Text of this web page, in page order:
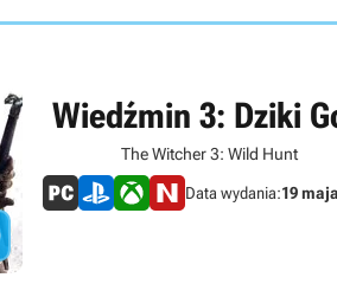
Wiedźmin 3: Dziki
The Witcher 3: Wild Hunt
Data wydania:19